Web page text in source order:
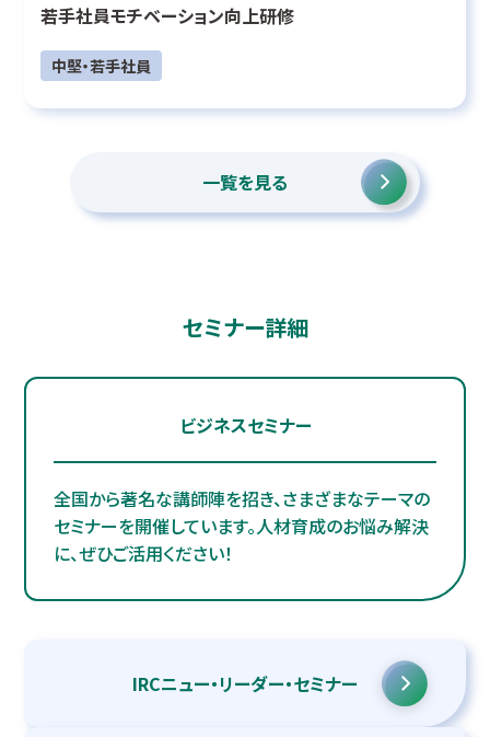
若手社員モチベーション向上研修
中堅・若手社員
一覧を見る
セミナー詳細
ビジネスセミナー
全国から著名な講師陣を招き、さまざまなテーマの
セミナーを開催しています。人材育成のお悩み解決
に、ぜひご活用ください！
IRCニュー・リーダー・セミナー